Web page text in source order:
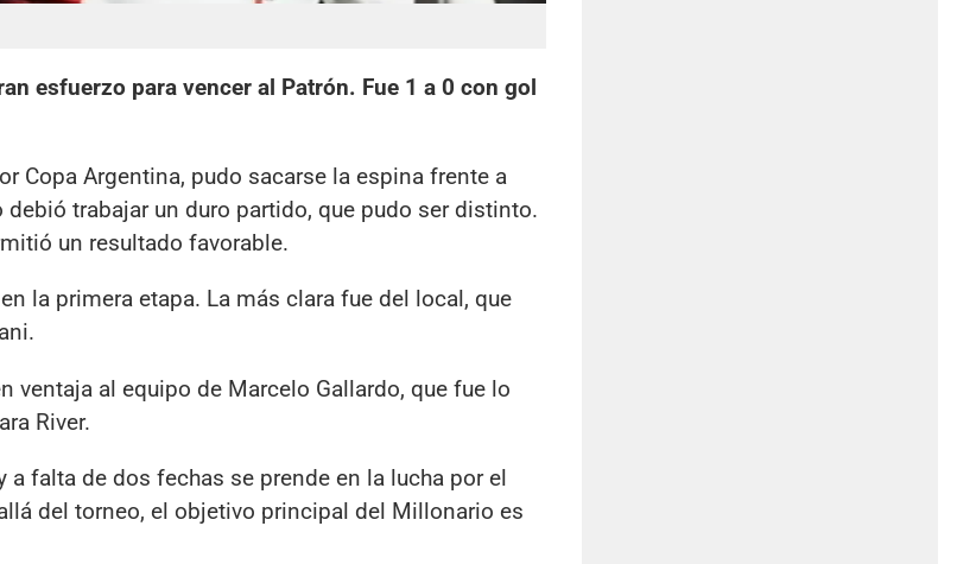
esfuerzo para vencer al Patrón. Fue 1 a 0 con gol
Copa Argentina, pudo sacarse la espina frente a
trabajar un duro partido, que pudo ser distinto.
un resultado favorable.
la primera etapa. La más clara fue del local, que
ventaja al equipo de Marcelo Gallardo, que fue lo
River.
a falta de dos fechas se prende en la lucha por el
del torneo, el objetivo principal del Millonario es